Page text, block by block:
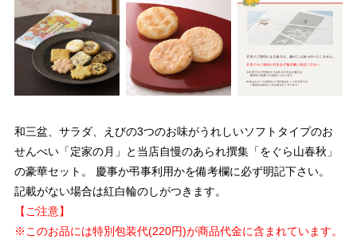
和三盆、サラダ、えびの3つのお味がうれしいソフトタイプのお
せんべい「定家の月」と当店自慢のあられ撰集「をぐら山春秋」
の豪華セット。 慶事か弔事利用かを備考欄に必ず明記下さい。
記載がない場合は紅白輪のしがつきます。
【ご注意】
※このお品には特別包装代(220円)が商品代金に含まれています。